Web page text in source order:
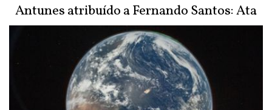
Antunes atribuído a Fernando Santos: Ata
do Júri